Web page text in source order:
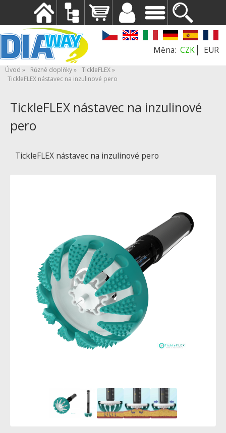
CZK EUR
Úvod Různé doplňky
TickleFLEX
TickleFLEX nástavec na inzulinové pero
TickleFLEX nástavec na inzulinové
pero
TickleFLEX nástavec na inzulinové pero